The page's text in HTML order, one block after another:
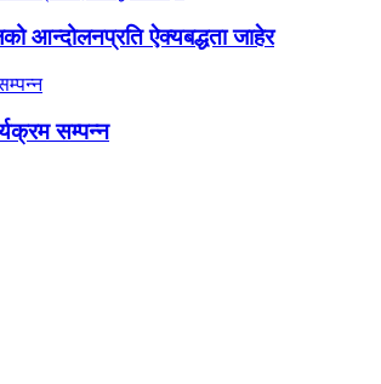
आन्दोलनप्रति ऐक्यबद्धता जाहेर
सम्पन्न